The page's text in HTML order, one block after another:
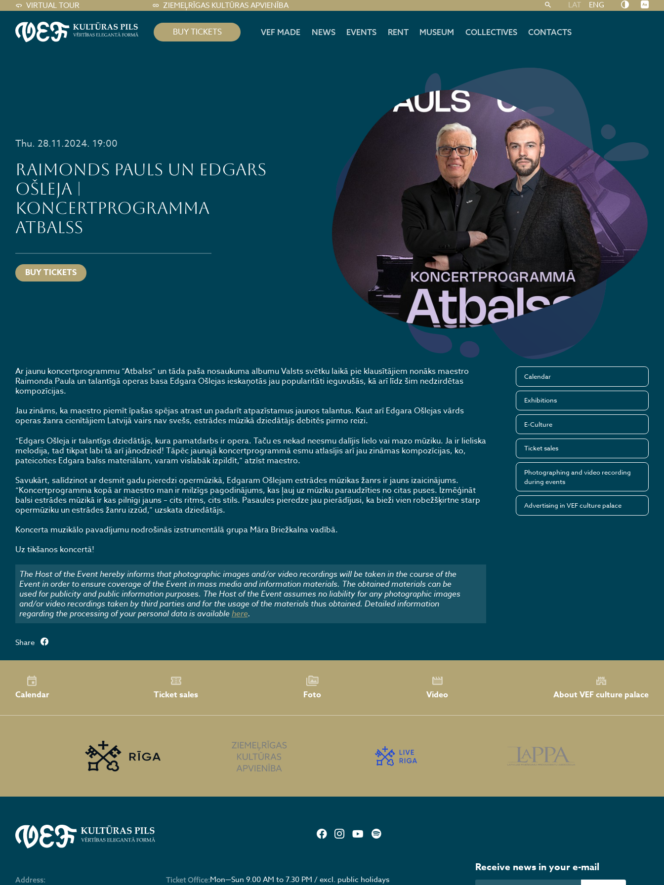
VIRTUAL TOUR ZIEMEĻRĪGAS KULTŪRAS APVIENĪBA LAT ENG
BUY TICKETS VEF MADE NEWS EVENTS RENT MUSEUM COLLECTIVES CONTACTS
Thu. 28.11.2024. 19:00
Raimonds Pauls un Edgars
Ošleja |
koncertprogramma
ATBALSS
BUY TICKETS
Ar jaunu koncertprogrammu “Atbalss” un tāda paša nosaukuma albumu Valsts svētku laikā pie klausītājiem nonāks maestro
Raimonda Paula un talantīgā operas basa Edgara Ošlejas ieskaņotās jau popularitāti ieguvušās, kā arī līdz šim nedzirdētas
kompozīcijas.
Jau zināms, ka maestro piemīt īpašas spējas atrast un padarīt atpazīstamus jaunos talantus. Kaut arī Edgara Ošlejas vārds
operas žanra cienītājiem Latvijā vairs nav svešs, estrādes mūzikā dziedātājs debitēs pirmo reizi.
“Edgars Ošleja ir talantīgs dziedātājs, kura pamatdarbs ir opera. Taču es nekad neesmu dalījis lielo vai mazo mūziku. Ja ir lieliska
melodija, tad tikpat labi tā arī jānodzied! Tāpēc jaunajā koncertprogrammā esmu atlasījis arī jau zināmas kompozīcijas, ko,
pateicoties Edgara balss materiālam, varam vislabāk izpildīt,” atzīst maestro.
Savukārt, salīdzinot ar desmit gadu pieredzi opermūzikā, Edgaram Ošlejam estrādes mūzikas žanrs ir jauns izaicinājums.
“Koncertprogramma kopā ar maestro man ir milzīgs pagodinājums, kas ļauj uz mūziku paraudzīties no citas puses. Izmēģināt
balsi estrādes mūzikā ir kas pilnīgi jauns – cits ritms, cits stils. Pasaules pieredze jau pierādījusi, ka bieži vien robežšķirtne starp
opermūziku un estrādes žanru izzūd,” uzskata dziedātājs.
Koncerta muzikālo pavadījumu nodrošinās izstrumentālā grupa Māra Briežkalna vadībā.
Uz tikšanos koncertā!
The Host of the Event hereby informs that photographic images and/or video recordings will be taken in the course of the
Event in order to ensure coverage of the Event in mass media and information materials. The obtained materials can be
used for publicity and public information purposes. The Host of the Event assumes no liability for any photographic images
and/or video recordings taken by third parties and for the usage of the materials thus obtained. Detailed information
regarding the processing of your personal data is availablehere.
Calendar
Exhibitions
E-Culture
Ticket sales
Photographing and video recording
during events
Advertising in VEF culture palace
Share
Calendar Ticket sales Foto Video About VEF culture palace
Address: Ticket Office:Mon—Sun 9.00 AM to 7.30 PM / excl. public holidays
Receive news in your e-mail